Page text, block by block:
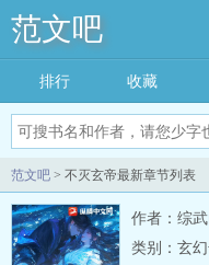
范文吧
排行 收藏
范文吧 > 不灭玄帝最新章节列表
作者：综
类别：玄